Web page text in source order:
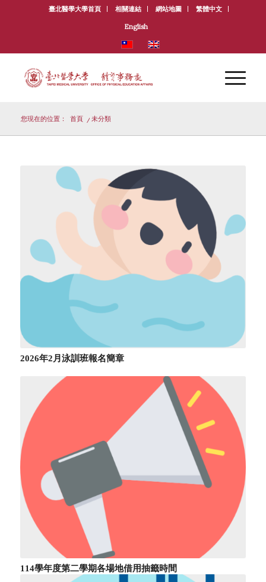
臺北醫學大學首頁 相關連結 網站地圖 繁體中文
English
您現在的位置： 首頁 / 未分類
2026年2月泳訓班報名簡章
114學年度第二學期各場地借用抽籤時間